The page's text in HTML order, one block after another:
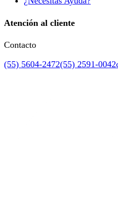
Atención al cliente
Contacto
(55) 5604-2472(55) 2591-0042